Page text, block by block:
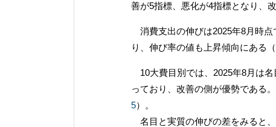
善が5指標、悪化が4指標となり、
消費支出の伸びは2025年8月時点
り、伸び率の値も上昇傾向にある（
10大費目別では、2025年8月は
っており、改善の側が優勢である
5）。
名目と実質の伸びの差をみると